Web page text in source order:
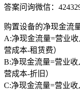
答案问询微信：
购置设备的净现金流量
A:净现金流量=营业
营成本-租赁费）
B:净现金流量=营业
营成本-折旧）
C:净现金流量=营业